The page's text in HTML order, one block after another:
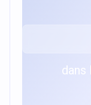
dans